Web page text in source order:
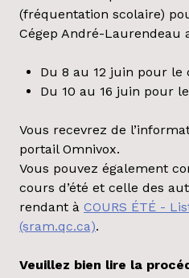
(fréquentation scolaire)
Cégep André-Laurendeau
Du 8 au 12 juin pour le
Du 10 au 16 juin pour
Vous recevrez de
portail Omnivox.
Vous pouvez également
cours d’été et celle des
rendant à COURS ÉTÉ -
(sram.qc.ca).
Veuillez bien lire la